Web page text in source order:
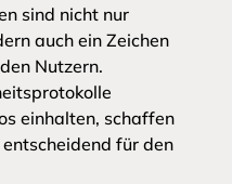
sind nicht nur
auch ein Zeichen
Nutzern.
einhalten, schaffen
für den